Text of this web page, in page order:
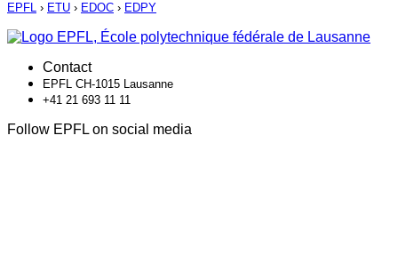
EPFL › ETU › EDOC › EDPY
Contact
EPFL CH-1015 Lausanne
+41 21 693 11 11
Follow EPFL on social media